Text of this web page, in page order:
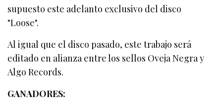
supuesto este adelanto exclusivo del disco
"Loose".
Al igual que el disco pasado, este trabajo será
editado en alianza entre los sellos Oveja Negra y
Algo Records.
GANADORES: